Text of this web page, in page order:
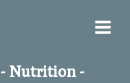
Nutrition -